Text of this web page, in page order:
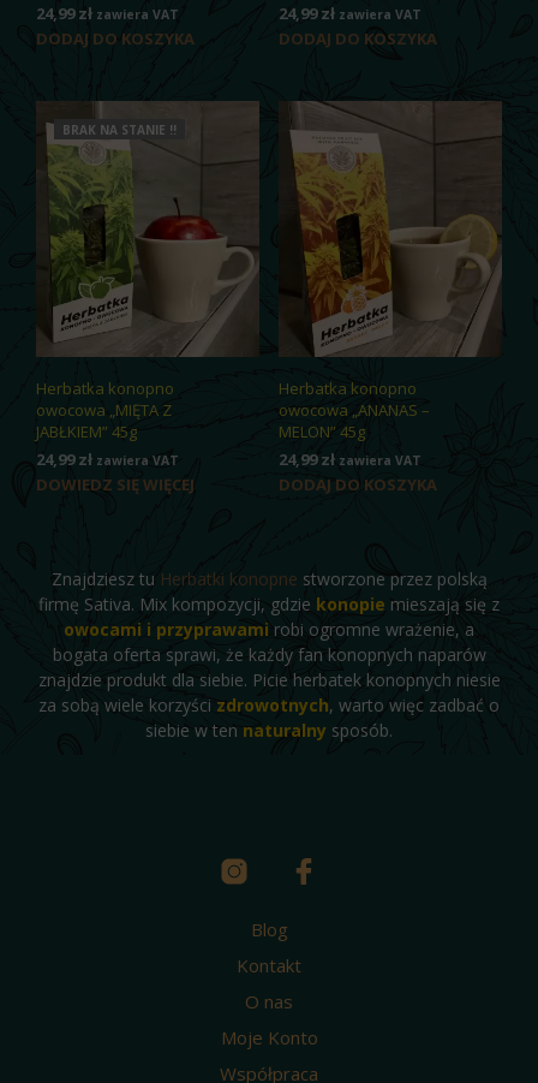
24,99zł zawiera VAT
DODAJ DO KOSZYKA
24,99zł zawiera VAT
DODAJ DO KOSZYKA
BRAK NA STANIE !!
Herbatka konopno
owocowa „MIĘTA Z
JABŁKIEM” 45g
24,99zł zawiera VAT
DOWIEDZ SIĘ WIĘCEJ
Herbatka konopno
owocowa „ANANAS –
MELON” 45g
24,99zł zawiera VAT
DODAJ DO KOSZYKA
Znajdziesz tu Herbatki konopne stworzone przez polską
firmę Sativa. Mix kompozycji, gdzie konopie mieszają się z
owocami i przyprawami robi ogromne wrażenie, a
bogata oferta sprawi, że każdy fan konopnych naparów
znajdzie produkt dla siebie. Picie herbatek konopnych niesie
za sobą wiele korzyści zdrowotnych, warto więc zadbać o
siebie w ten naturalny sposób.
Blog
Kontakt
O nas
Moje Konto
Współpraca